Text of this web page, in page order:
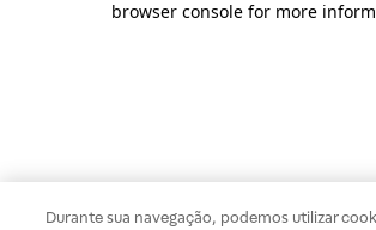
browser console for more
Durante sua navegação, podemos utilizar